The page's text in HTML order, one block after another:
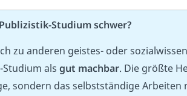
Studium schwer?
zu anderen geistes- oder
als gut machbar. Die größte
sondern das selbstständige Arbeiten